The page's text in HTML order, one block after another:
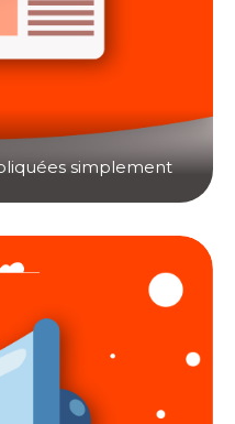
simplement